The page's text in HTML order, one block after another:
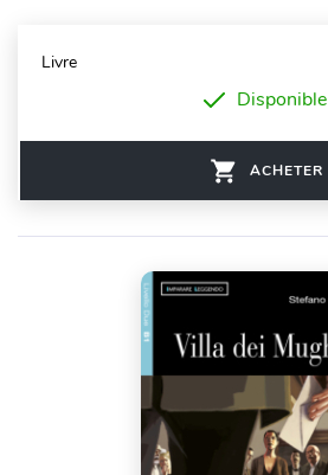
Livre
Disponible
ACHETER